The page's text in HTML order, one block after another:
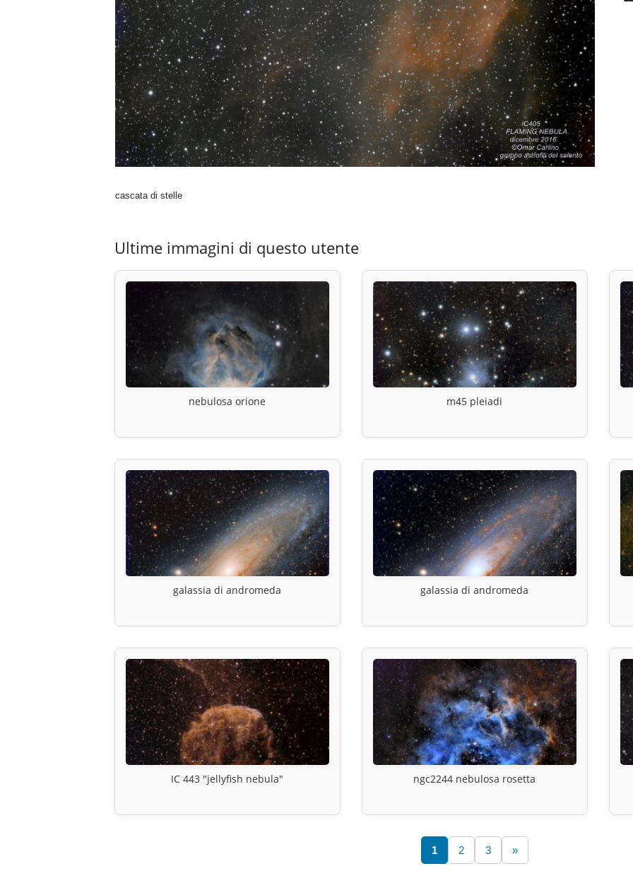
cascata di stelle
Ultime immagini di questo utente
nebulosa orione m45 pleiadi
galassia di andromeda galassia di andromeda
IC 443 "jellyfish nebula" ngc2244 nebulosa rosetta
1 2 3 »